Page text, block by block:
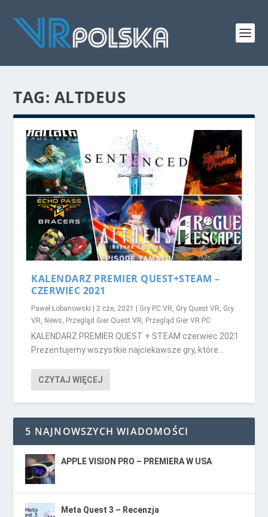
TAG: ALTDEUS
KALENDARZ PREMIER QUEST+STEAM –
CZERWIEC 2021
Paweł Łobanowski | 2 cze, 2021 | Gry PC VR Gry Quest VR Gry
VR News Przegląd Gier Quest VR Przegląd Gier VR PC
KALENDARZ PREMIER QUEST + STEAM czerwiec 2021
Prezentujemy wszystkie najciekawsze gry, które...
CZYTAJ WIĘCEJ
5 NAJNOWSZYCH WIADOMOŚCI
APPLE VISION PRO – PREMIERA W USA
Meta Quest 3 – Recenzja